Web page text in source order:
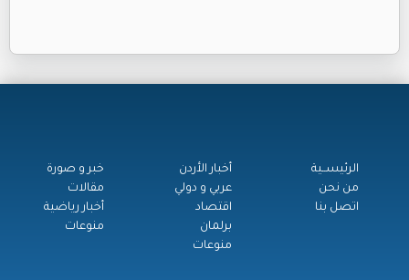
الرئيســية
من نحن
اتصل بنا
أخبار الأردن
عربي و دولي
اقتصاد
برلمان
منوعات
خبر و صورة
مقالات
أخبار رياضية
منوعات